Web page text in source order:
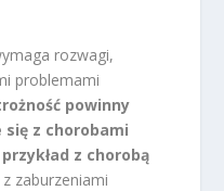
rozwagi,
problemami
powinny
się z chorobami
z chorobą
zaburzeniami